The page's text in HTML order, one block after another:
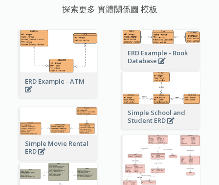
探索更多 實體關係圖 模板
ERD Example - ATM
ERD Example - Book
Database
Simple School and
Student ERD
Simple Movie Rental
ERD